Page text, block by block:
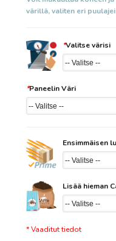
värillä, valiten eri
*Valitse värisi
*Paneelin Väri
Ensimmäisen
Lisää hieman
* Vaaditut tiedot